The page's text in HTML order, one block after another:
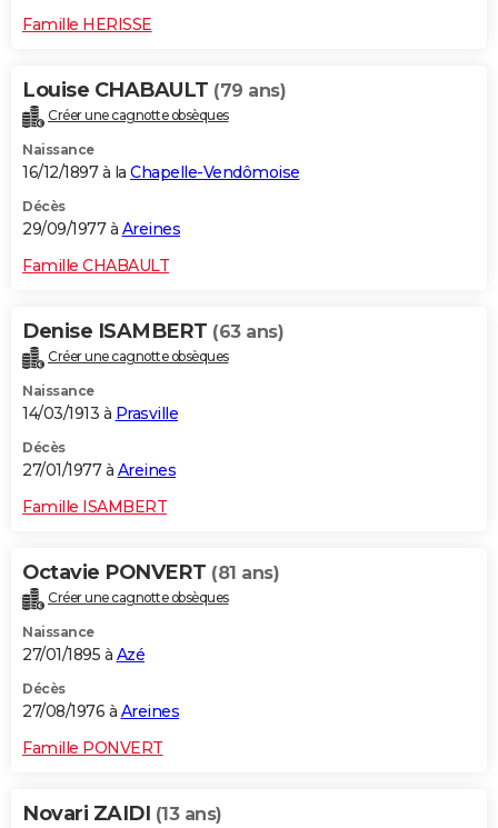
Famille HERISSE
Louise CHABAULT (79 ans)
Créer une cagnotte obsèques
Naissance
16/12/1897 à la Chapelle-Vendômoise
Décès
29/09/1977 à Areines
Famille CHABAULT
Denise ISAMBERT (63 ans)
Créer une cagnotte obsèques
Naissance
14/03/1913 à Prasville
Décès
27/01/1977 à Areines
Famille ISAMBERT
Octavie PONVERT (81 ans)
Créer une cagnotte obsèques
Naissance
27/01/1895 à Azé
Décès
27/08/1976 à Areines
Famille PONVERT
Novari ZAIDI (13 ans)